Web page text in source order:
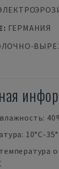
: ГЕРМАНИЯ
10°C-